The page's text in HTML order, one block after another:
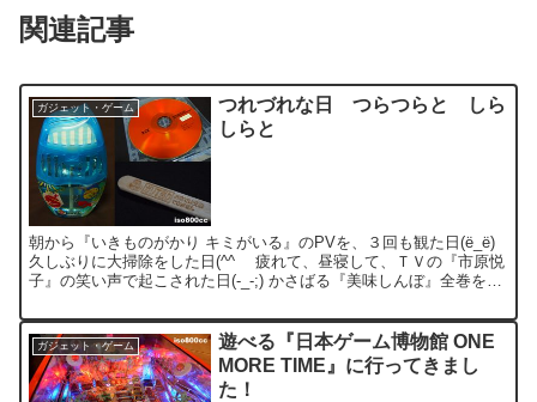
関連記事
ガジェット・ゲーム
つれづれな日 つらつらと しら
しらと
朝から『いきものがかり キミがいる』のPVを、３回も観た日(ё_ё)
久しぶりに大掃除をした日(^^ゞ 疲れて、昼寝して、ＴＶの『市原悦
子』の笑い声で起こされた日(-_-;) かさばる『美味しんぼ』全巻を、
ガジェット・ゲーム
遊べる『日本ゲーム博物館 ONE
MORE TIME』に行ってきまし
た！